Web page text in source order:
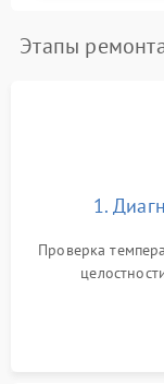
Этапы
1.
Проверка
сопротивления
считывание